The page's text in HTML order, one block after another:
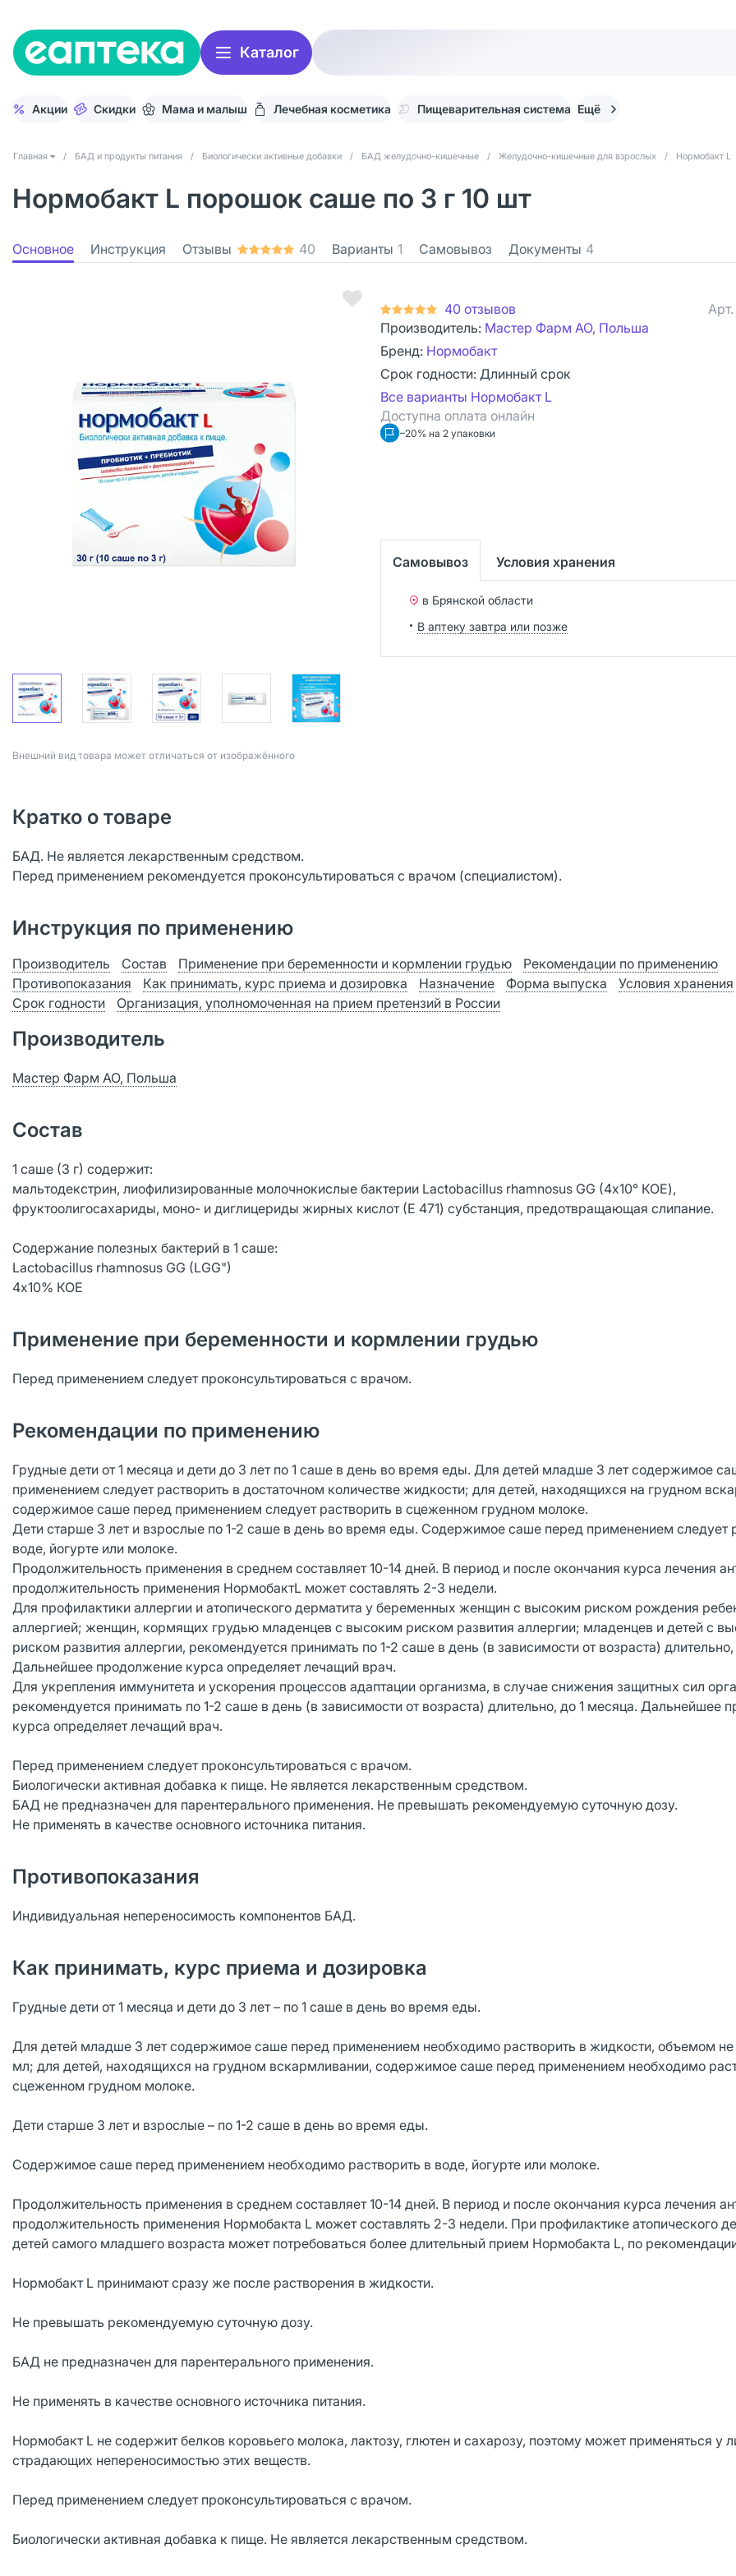
Каталог
Акции Скидки Мама и малыш Лечебная косметика Пищеварительная система Ещё
Главная / БАД и продукты питания / Биологически активные добавки / БАД желудочно-кишечные / Желудочно-кишечные для взрослых / Нормобакт L
Нормобакт L порошок саше по 3 г 10 шт
Основное Инструкция Отзывы 40 Варианты 1 Самовывоз Документы 4
Bнешний вид товара может отличаться от изображённого
40 отзывов Арт.
Производитель: Мастер Фарм АО, Польша
Бренд: Нормобакт
Срок годности: Длинный срок
Все варианты Нормобакт L
Доступна оплата онлайн
–20% на 2 упаковки
Самовывоз Условия хранения
в Брянской области
В аптеку завтра или позже
Кратко о товаре
БАД. Не является лекарственным средством.
Перед применением рекомендуется проконсультироваться с врачом (специалистом).
Инструкция по применению
Производитель Состав Применение при беременности и кормлении грудью
Рекомендации по применению
Противопоказания
Как принимать, курс приема и дозировка Назначение Форма выпуска
Условия хранения
Срок годности
Организация, уполномоченная на прием претензий в России
Производитель
Мастер Фарм АО, Польша
Состав
1 саше (3 г) содержит:
мальтодекстрин, лиофилизированные молочнокислые бактерии Lactobacillus rhamnosus GG (4х10° КОЕ),
фруктоолигосахариды, моно- и диглицериды жирных кислот (Е 471) субстанция, предотвращающая слипание.
Содержание полезных бактерий в 1 саше:
Lactobacillus rhamnosus GG (LGG")
4х10% КОЕ
Применение при беременности и кормлении грудью
Перед применением следует проконсультироваться с врачом.
Рекомендации по применению
Грудные дети от 1 месяца и дети до 3 лет по 1 саше в день во время еды. Для детей младше 3 лет содержимое
применением следует растворить в достаточном количестве жидкости; для детей, находящихся на грудном
содержимое саше перед применением следует растворить в сцеженном грудном молоке.
Дети старше 3 лет и взрослые по 1-2 саше в день во время еды. Содержимое саше перед применением следует
воде, йогурте или молоке.
Продолжительность применения в среднем составляет 10-14 дней. В период и после окончания курса лечения
продолжительность применения НормобактL может составлять 2-3 недели.
Для профилактики аллергии и атопического дерматита у беременных женщин с высоким риском рождения
аллергией; женщин, кормящих грудью младенцев с высоким риском развития аллергии; младенцев и детей с
риском развития аллергии, рекомендуется принимать по 1-2 саше в день (в зависимости от возраста)
Дальнейшее продолжение курса определяет лечащий врач.
Для укрепления иммунитета и ускорения процессов адаптации организма, в случае снижения защитных сил
рекомендуется принимать по 1-2 саше в день (в зависимости от возраста) длительно, до 1 месяца. Дальнейшее
курса определяет лечащий врач.
Перед применением следует проконсультироваться с врачом.
Биологически активная добавка к пище. Не является лекарственным средством.
БАД не предназначен для парентерального применения. Не превышать рекомендуемую суточную дозу.
Не применять в качестве основного источника питания.
Противопоказания
Индивидуальная непереносимость компонентов БАД.
Как принимать, курс приема и дозировка
Грудные дети от 1 месяца и дети до 3 лет – по 1 саше в день во время еды.
Для детей младше 3 лет содержимое саше перед применением необходимо растворить в жидкости, объемом не
мл; для детей, находящихся на грудном вскармливании, содержимое саше перед применением необходимо
сцеженном грудном молоке.
Дети старше 3 лет и взрослые – по 1-2 саше в день во время еды.
Содержимое саше перед применением необходимо растворить в воде, йогурте или молоке.
Продолжительность применения в среднем составляет 10-14 дней. В период и после окончания курса лечения
продолжительность применения Нормобакта L может составлять 2-3 недели. При профилактике атопического
детей самого младшего возраста может потребоваться более длительный прием Нормобакта L, по
Нормобакт L принимают сразу же после растворения в жидкости.
Не превышать рекомендуемую суточную дозу.
БАД не предназначен для парентерального применения.
Не применять в качестве основного источника питания.
Нормобакт L не содержит белков коровьего молока, лактозу, глютен и сахарозу, поэтому может применяться у
страдающих непереносимостью этих веществ.
Перед применением следует проконсультироваться с врачом.
Биологически активная добавка к пище. Не является лекарственным средством.